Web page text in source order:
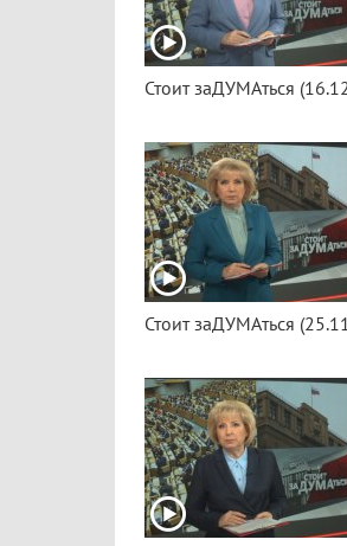
Стоит заДУМАться
Стоит заДУМАться